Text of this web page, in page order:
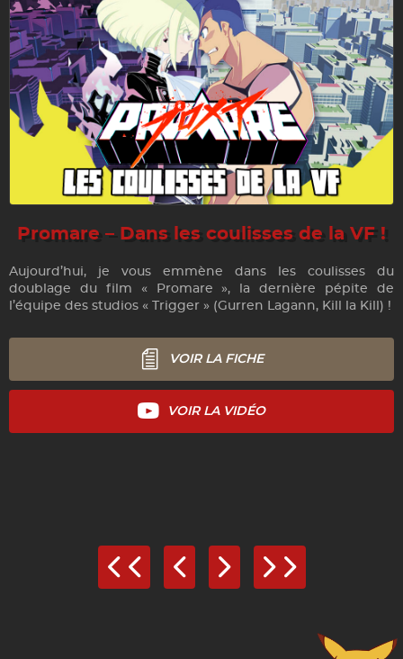
Promare – Dans les coulisses de la VF !
Aujourd’hui, je vous emmène dans les coulisses du
doublage du film « Promare », la dernière pépite de
l’équipe des studios « Trigger » (Gurren Lagann, Kill la Kill) !
VOIR LA FICHE
VOIR LA VIDÉO